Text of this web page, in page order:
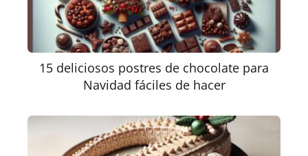
15 deliciosos postres de chocolate para
Navidad fáciles de hacer